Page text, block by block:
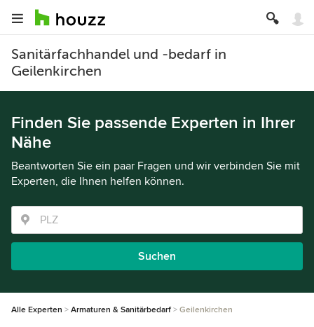
Sanitärfachhandel und -bedarf in
Geilenkirchen
Finden Sie passende Experten in Ihrer
Nähe
Beantworten Sie ein paar Fragen und wir verbinden Sie mit
Experten, die Ihnen helfen können.
Suchen
Alle Experten Armaturen & Sanitärbedarf Geilenkirchen